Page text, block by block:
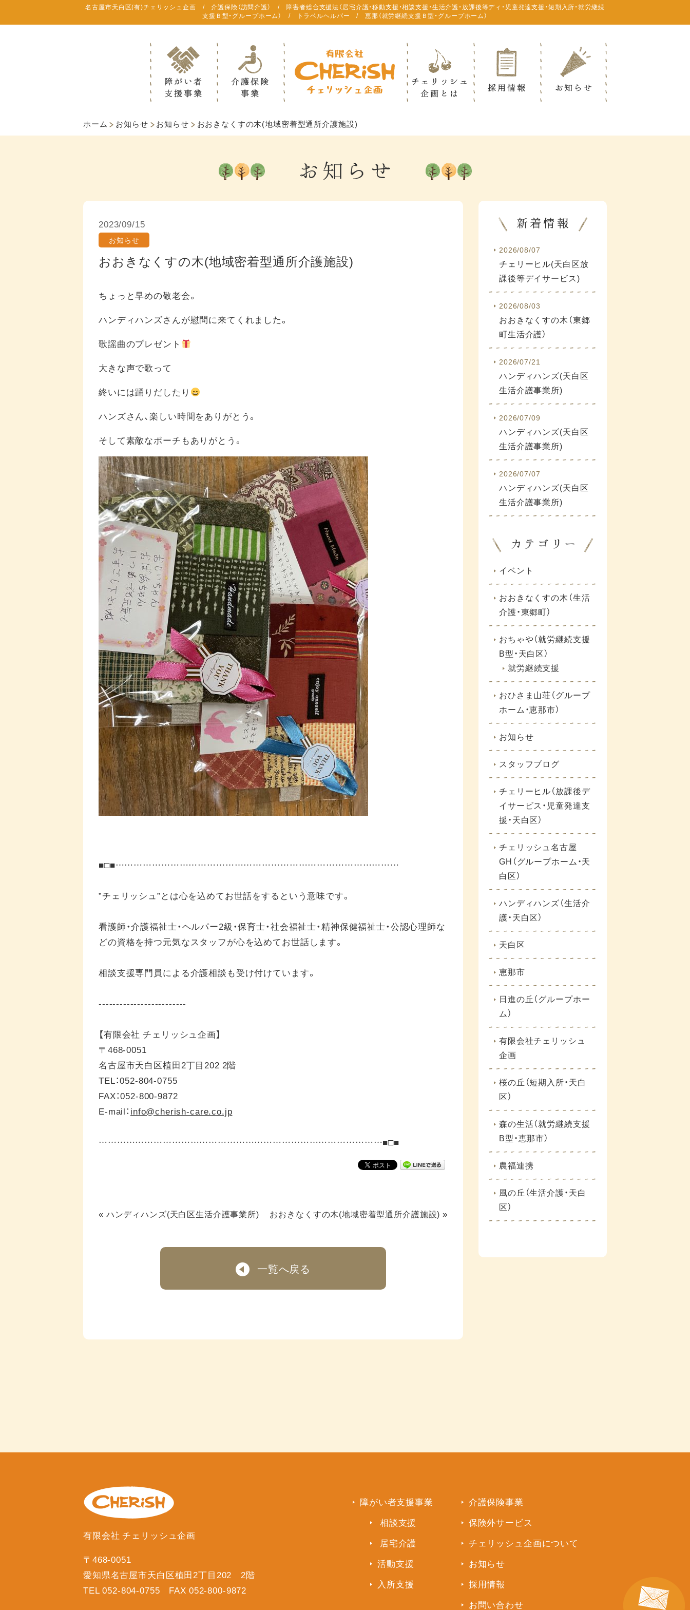
名古屋市天白区(有)チェリッシュ企画 / 介護保険（訪問介護） / 障害者総合支援法（居宅介護・移動支援・相談支援・生活介護・放課後等ディ・児童発達支援・短期入所・就労継続
支援Ｂ型・グループホーム） / トラベルヘルパー / 恵那（就労継続支援Ｂ型・グループホーム）
ホーム お知らせ お知らせ おおきなくすの木(地域密着型通所介護施設)
2023/09/15
お知らせ
おおきなくすの木(地域密着型通所介護施設)
ちょっと早めの敬老会。
ハンディハンズさんが慰問に来てくれました。
歌謡曲のプレゼント
大きな声で歌って
終いには踊りだしたり
ハンズさん、楽しい時間をありがとう。
そして素敵なポーチもありがとう。
■□■…………………………………………………………………………………
”チェリッシュ”とは心を込めてお世話をするという意味です。
看護師・介護福祉士・ヘルパー2級・保育士・社会福祉士・精神保健福祉士・公認心理師な
どの資格を持つ元気なスタッフが心を込めてお世話します。
相談支援専門員による介護相談も受け付けています。
-------------------------
【有限会社 チェリッシュ企画】
〒468-0051
名古屋市天白区植田2丁目202 2階
TEL：052-804-0755
FAX：052-800-9872
E-mail： info@cherish-care.co.jp
…………………………………………………………………………………■□■
« ハンディハンズ(天白区生活介護事業所) おおきなくすの木(地域密着型通所介護施設) »
一覧へ戻る
2026/08/07
チェリーヒル(天白区放
課後等デイサービス)
2026/08/03
おおきなくすの木（東郷
町生活介護）
2026/07/21
ハンディハンズ(天白区
生活介護事業所)
2026/07/09
ハンディハンズ(天白区
生活介護事業所)
2026/07/07
ハンディハンズ(天白区
生活介護事業所)
イベント
おおきなくすの木（生活
介護・東郷町）
おちゃや（就労継続支援
B型・天白区）
就労継続支援
おひさま山荘（グループ
ホーム・恵那市）
お知らせ
スタッフブログ
チェリーヒル（放課後デ
イサービス・児童発達支
援・天白区）
チェリッシュ名古屋
GH（グループホーム・天
白区）
ハンディハンズ（生活介
護・天白区）
天白区
恵那市
日進の丘（グループホー
ム）
有限会社チェリッシュ
企画
桜の丘（短期入所・天白
区）
森の生活（就労継続支援
B型・恵那市）
農福連携
風の丘（生活介護・天白
区）
有限会社 チェリッシュ企画
〒468-0051
愛知県名古屋市天白区植田2丁目202 2階
TEL 052-804-0755 FAX 052-800-9872
障がい者支援事業
相談支援
居宅介護
活動支援
入所支援
介護保険事業
保険外サービス
チェリッシュ企画について
お知らせ
採用情報
お問い合わせ